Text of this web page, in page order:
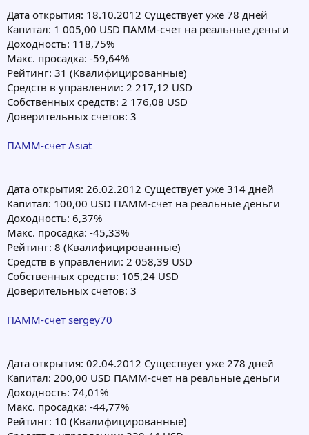
Дата открытия: 18.10.2012 Cуществует уже 78 дней
Капитал: 1 005,00 USD ПАММ-счет на реальные деньги
Доходность: 118,75%
Макс. просадка: -59,64%
Рейтинг: 31 (Квалифицированные)
Средств в управлении: 2 217,12 USD
Собственных средств: 2 176,08 USD
Доверительных счетов: 3
ПАММ-счет Asiat
Дата открытия: 26.02.2012 Cуществует уже 314 дней
Капитал: 100,00 USD ПАММ-счет на реальные деньги
Доходность: 6,37%
Макс. просадка: -45,33%
Рейтинг: 8 (Квалифицированные)
Средств в управлении: 2 058,39 USD
Собственных средств: 105,24 USD
Доверительных счетов: 3
ПАММ-счет sergey70
Дата открытия: 02.04.2012 Cуществует уже 278 дней
Капитал: 200,00 USD ПАММ-счет на реальные деньги
Доходность: 74,01%
Макс. просадка: -44,77%
Рейтинг: 10 (Квалифицированные)